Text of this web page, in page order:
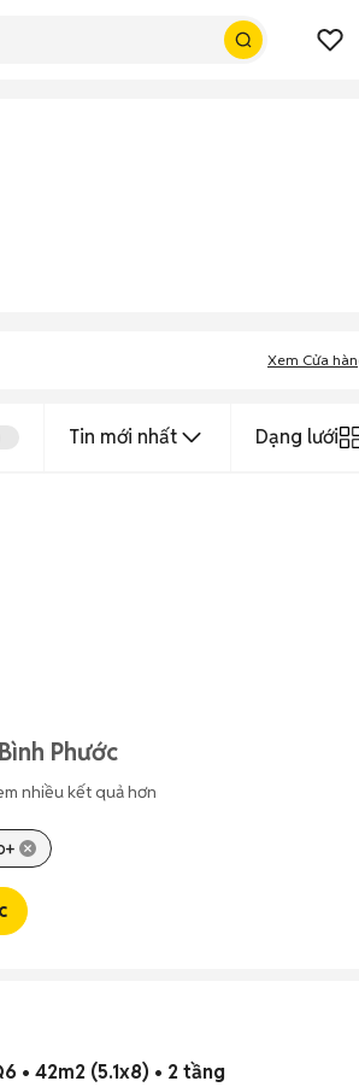
Xem Cửa
Tin mới nhất Dạng lưới
Phước
nhiều kết quả hơn
• 42m2 (5.1x8) • 2 tầng